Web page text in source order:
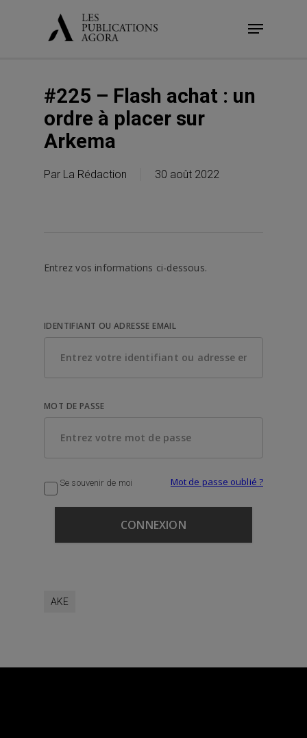
Menu
#225 – Flash achat : un
ordre à placer sur
Arkema
Par La Rédaction 30 août 2022
Entrez vos informations ci-dessous.
IDENTIFIANT OU ADRESSE EMAIL
MOT DE PASSE
Se souvenir de moi Mot de passe oublié ?
AKE